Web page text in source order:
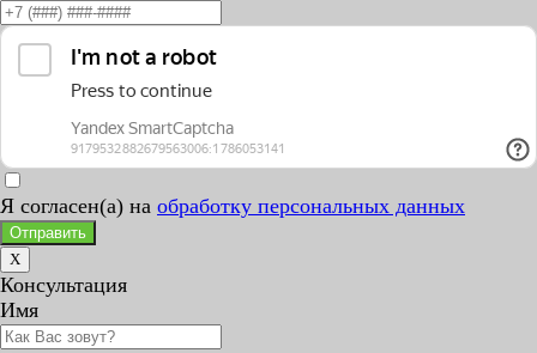
Я согласен(а) на обработку персональных данных
Отправить
X
Консультация
Имя